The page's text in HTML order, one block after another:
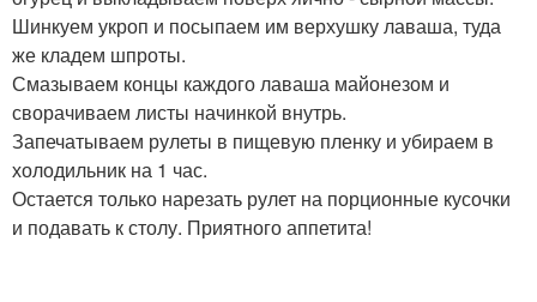
Шинкуем укроп и посыпаем им верхушку лаваша, туда
же кладем шпроты.
Смазываем концы каждого лаваша майонезом и
сворачиваем листы начинкой внутрь.
Запечатываем рулеты в пищевую пленку и убираем в
холодильник на 1 час.
Остается только нарезать рулет на порционные кусочки
и подавать к столу. Приятного аппетита!